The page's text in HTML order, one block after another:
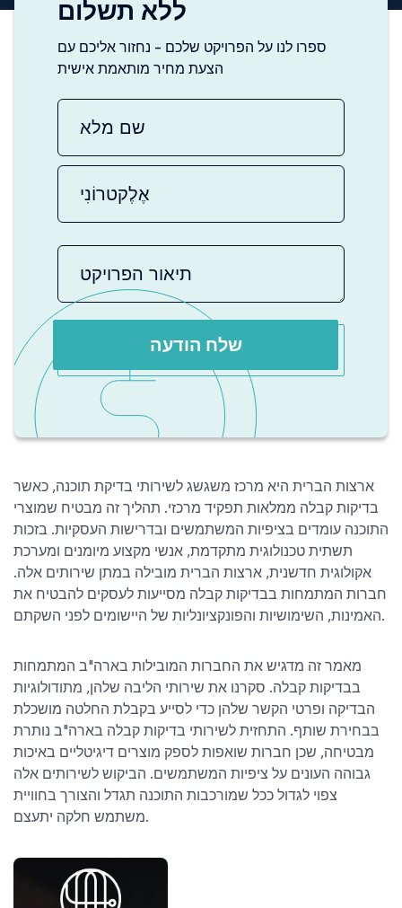
ללא תשלום
ספרו לנו על הפרויקט שלכם - נחזור אליכם עם
הצעת מחיר מותאמת אישית
שלח הודעה
ארצות הברית היא מרכז משגשג לשירותי בדיקת תוכנה, כאשר
בדיקות קבלה ממלאות תפקיד מרכזי. תהליך זה מבטיח שמוצרי
התוכנה עומדים בציפיות המשתמשים ובדרישות העסקיות. בזכות
תשתית טכנולוגית מתקדמת, אנשי מקצוע מיומנים ומערכת
אקולוגית חדשנית, ארצות הברית מובילה במתן שירותים אלה.
חברות המתמחות בבדיקות קבלה מסייעות לעסקים להבטיח את
האמינות, השימושיות והפונקציונליות של היישומים לפני השקתם.
מאמר זה מדגיש את החברות המובילות בארה"ב המתמחות
בבדיקות קבלה. סקרנו את שירותי הליבה שלהן, מתודולוגיות
הבדיקה ופרטי הקשר שלהן כדי לסייע בקבלת החלטה מושכלת
בבחירת שותף. התחזית לשירותי בדיקות קבלה בארה"ב נותרת
מבטיחה, שכן חברות שואפות לספק מוצרים דיגיטליים באיכות
גבוהה העונים על ציפיות המשתמשים. הביקוש לשירותים אלה
צפוי לגדול ככל שמורכבות התוכנה תגדל והצורך בחוויית
משתמש חלקה יתעצם.